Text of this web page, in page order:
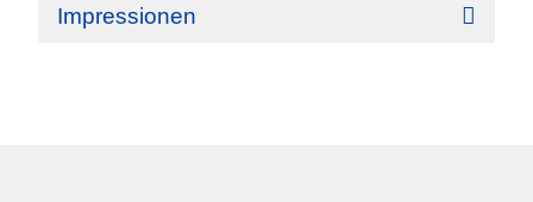
Impressionen